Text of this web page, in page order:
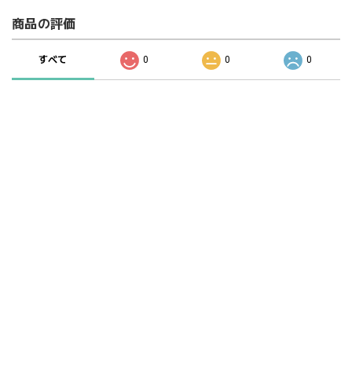
商品の評価
すべて 0 0 0